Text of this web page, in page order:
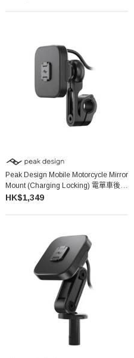
Peak Design Mobile Motorcycle Mirror
Mount (Charging Locking) 電單車後視
鏡手機支架 (無線充電鎖定款）
HK$1,349